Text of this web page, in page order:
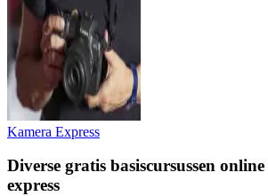
Kamera Express
Diverse gratis basiscursussen
express